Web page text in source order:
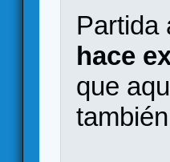
Partida
hace
que